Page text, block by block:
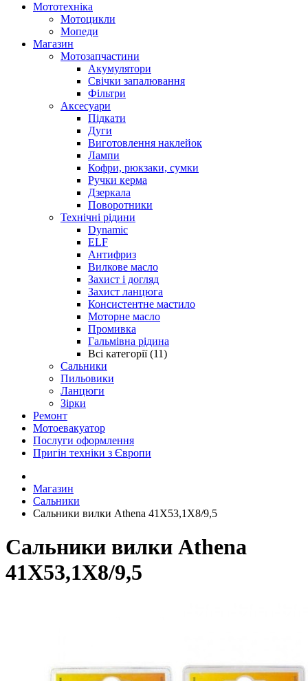
Мототехніка
Мотоцикли
Мопеди
Магазин
Мотозапчастини
Акумулятори
Свічки запалювання
Фільтри
Аксесуари
Підкати
Дуги
Виготовлення наклейок
Лампи
Кофри, рюкзаки, сумки
Ручки керма
Дзеркала
Поворотники
Технічні рідини
Dynamic
ELF
Антифриз
Вилкове масло
Захист і догляд
Захист ланцюга
Консистентне мастило
Моторне масло
Промивка
Гальмівна рідина
Всі категорії (11)
Сальники
Пильовики
Ланцюги
Зірки
Ремонт
Мотоевакуатор
Послуги оформлення
Пригін техніки з Європи
Магазин
Сальники
Сальники вилки Athena 41X53,1X8/9,5
Сальники вилки Athena
41X53,1X8/9,5